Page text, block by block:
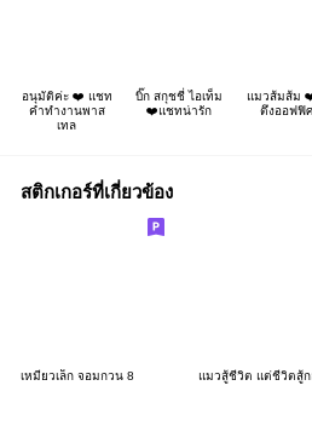
อนุมัติค่ะ ❤️ แชท
คำทำงานพาส
เทล
บิ๊ก สกุชชี่ ไอเท็ม
❤️แชทน่ารัก
แมวส้มส้ม
ตึงออฟฟิ
สติกเกอร์ที่เกี่ยวข้อง
เหมียวเล็ก จอมกวน 8